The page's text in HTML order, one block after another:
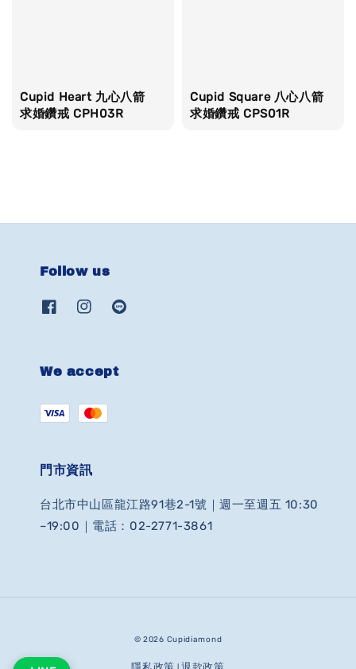
Cupid Heart 九心八箭
求婚鑽戒 CPH03R
Cupid Square 八心八箭
求婚鑽戒 CPS01R
Follow us
We accept
門市資訊
台北市中山區龍江路91巷2-1號｜週一至週五 10:30
–19:00｜電話：02-2771-3861
© 2026 Cupidiamond